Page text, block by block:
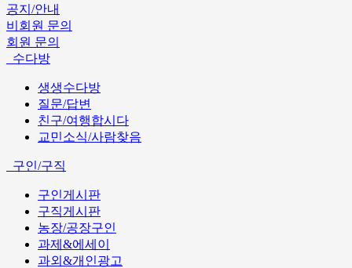
공지/안내
비회원 문의
회원 문의
수다방
생생수다방
질문/답변
친구/여행합시다
교민소식/사람찾음
구인/구직
구인게시판
구직게시판
농장/공장구인
과제&에세이
과외&개인광고